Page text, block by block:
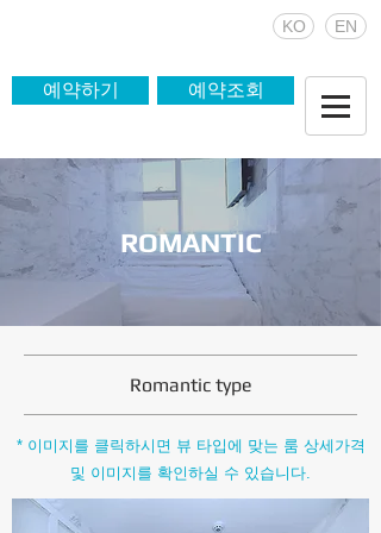
KO EN
예약하기 예약조회
ROMANTIC
Romantic type
* 이미지를 클릭하시면 뷰 타입에 맞는 룸 상세가격
및 이미지를 확인하실 수 있습니다.